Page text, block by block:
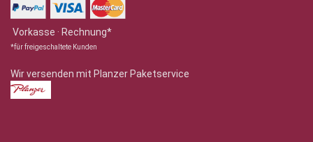
Vorkasse · Rechnung*
*für freigeschaltete Kunden
Wir versenden mit Planzer Paketservice